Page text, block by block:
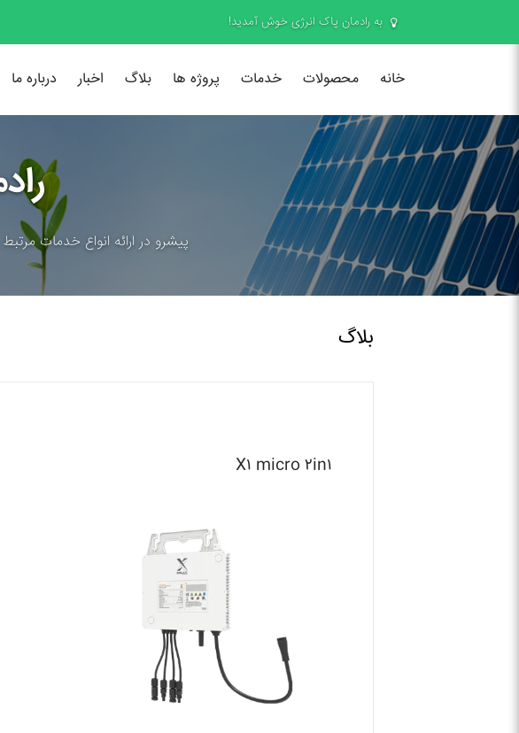
به رادمان پاک انرژی خوش آمدید!
خانه محصولات خدمات پروژه ها بلاگ اخبار درباره ما
پیشرو در ارائه انواع خدمات
بلاگ
X۱ micro ۲in۱